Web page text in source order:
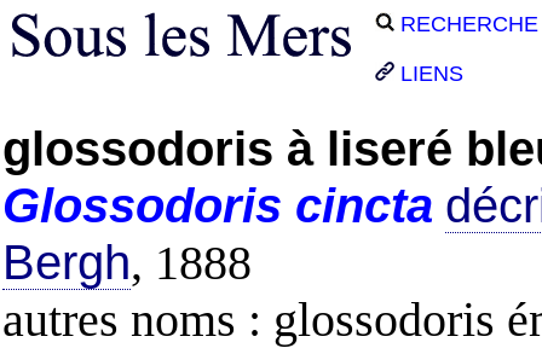
RECHERCHE
LIENS
glossodoris à liseré
Glossodoris cincta
Bergh, 1888
autres noms : glossodoris